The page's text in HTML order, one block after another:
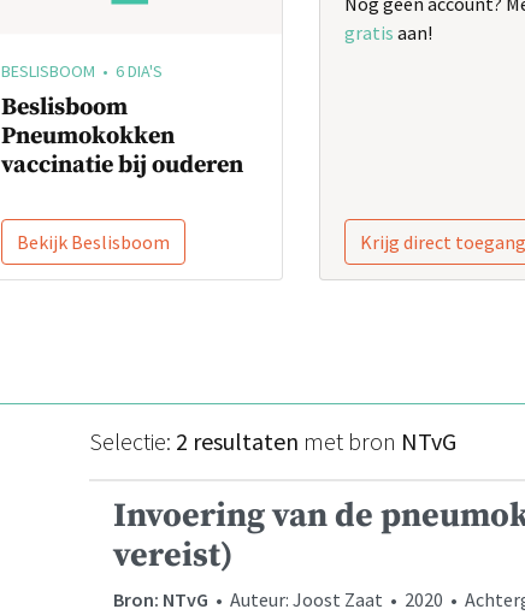
BESLISBOOM • 6 DIA'S
Beslisboom
Pneumokokken
vaccinatie bij ouderen
Bekijk Beslisboom
gratis aan!
Krijg direct toegang
Selectie: 2 resultaten met bron NTvG
Invoering van de
vereist)
Bron: NTvG • Auteur: Joost Zaat • 2020 •